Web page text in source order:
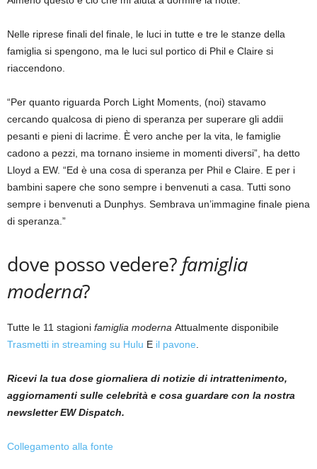
Nelle riprese finali del finale, le luci in tutte e tre le stanze della
famiglia si spengono, ma le luci sul portico di Phil e Claire si
riaccendono.
“Per quanto riguarda Porch Light Moments, (noi) stavamo
cercando qualcosa di pieno di speranza per superare gli addii
pesanti e pieni di lacrime. È vero anche per la vita, le famiglie
cadono a pezzi, ma tornano insieme in momenti diversi”, ha detto
Lloyd a EW. “Ed è una cosa di speranza per Phil e Claire. E per i
bambini sapere che sono sempre i benvenuti a casa. Tutti sono
sempre i benvenuti a Dunphys. Sembrava un’immagine finale piena
di speranza.”
dove posso vedere? famiglia
moderna?
Tutte le 11 stagioni famiglia moderna Attualmente disponibile
Trasmetti in streaming su Hulu E il pavone
Ricevi la tua dose giornaliera di notizie di intrattenimento,
aggiornamenti sulle celebrità e cosa guardare con la nostra
newsletter EW Dispatch.
Collegamento alla fonte